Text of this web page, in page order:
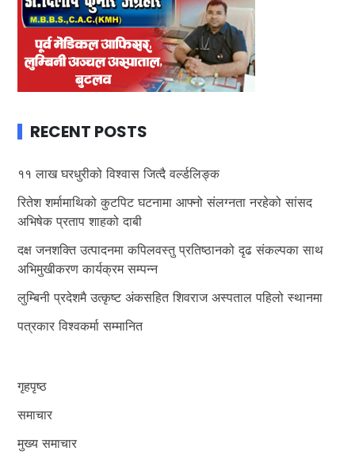
RECENT POSTS
११ लाख घरधुरीको विश्वास जित्दै वर्ल्डलिङ्क
रितेश शर्मामाथिको कुटपिट घटनामा आफ्नो संलग्नता नरहेको सांसद
अभिषेक प्रताप शाहको दाबी
दक्ष जनशक्ति उत्पादनमा कपिलवस्तु प्रतिष्ठानको दृढ संकल्पका साथ
अभिमुखीकरण कार्यक्रम सम्पन्न
लुम्बिनी प्रदेशमै उत्कृष्ट अंकसहित शिवराज अस्पताल पहिलो स्थानमा
पत्रकार विश्वकर्मा सम्मानित
गृहपृष्ठ
समाचार
मुख्य समाचार